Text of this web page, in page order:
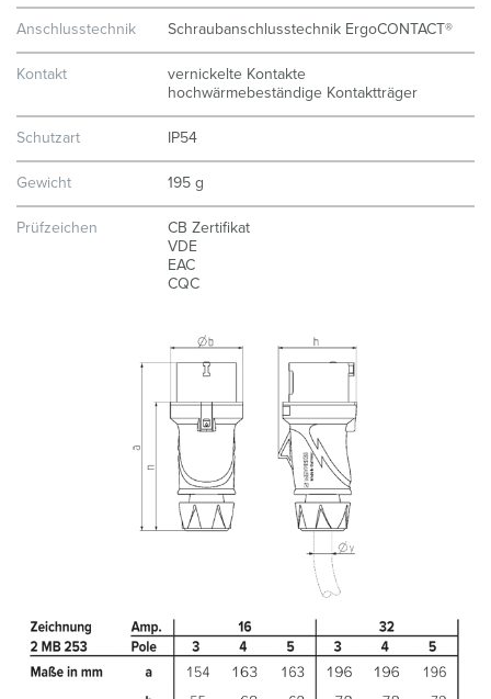
Anschlusstechnik Schraubanschlusstechnik ErgoCONTACT®
Kontakt
vernickelte Kontakte
hochwärmebeständige Kontaktträger
Schutzart IP54
Gewicht 195 g
Prüfzeichen
CB Zertifikat
VDE
EAC
CQC